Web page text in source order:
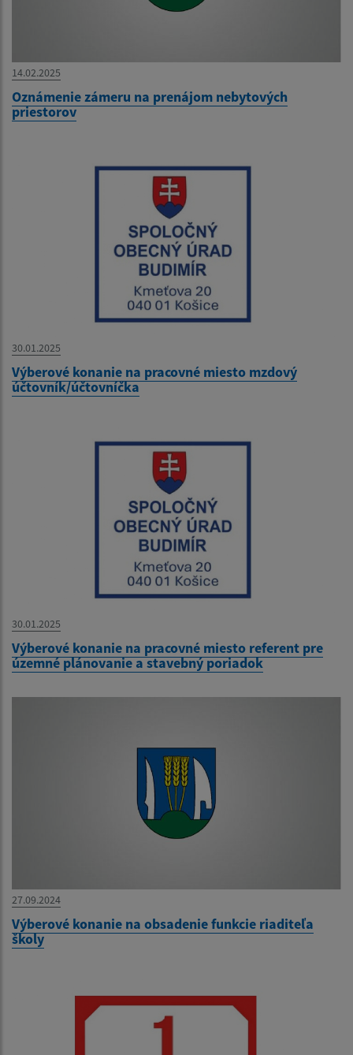
14.02.2025
Oznámenie zámeru na prenájom nebytových
priestorov
30.01.2025
Výberové konanie na pracovné miesto mzdový
účtovník/účtovníčka
30.01.2025
Výberové konanie na pracovné miesto referent pre
územné plánovanie a stavebný poriadok
27.09.2024
Výberové konanie na obsadenie funkcie riaditeľa
školy